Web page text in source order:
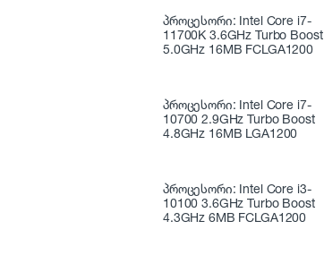
პროცესორი: Intel Core i7-
11700K 3.6GHz Turbo Boost
5.0GHz 16MB FCLGA1200
პროცესორი: Intel Core i7-
10700 2.9GHz Turbo Boost
4.8GHz 16MB LGA1200
პროცესორი: Intel Core i3-
10100 3.6GHz Turbo Boost
4.3GHz 6MB FCLGA1200